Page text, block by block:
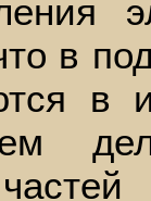
в
в